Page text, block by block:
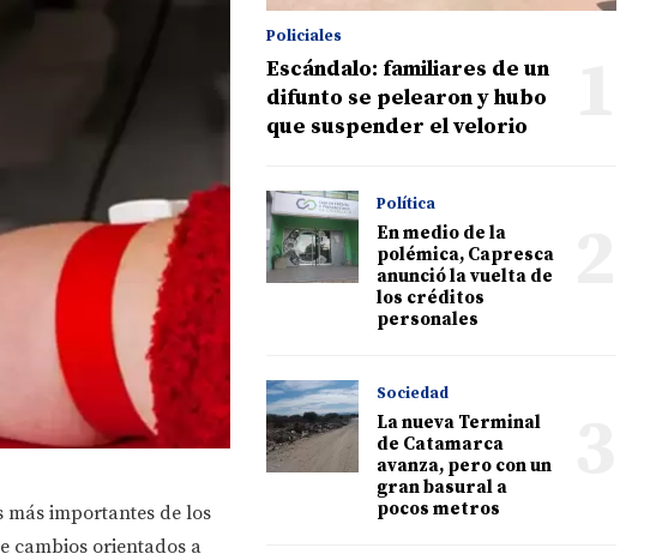
más importantes de los
cambios orientados a
Policiales
Escándalo: familiares de un
difunto se pelearon y hubo
que suspender el velorio
Política
En medio de la
polémica, Capresca
anunció la vuelta de
los créditos
personales
Sociedad
La nueva Terminal
de Catamarca
avanza, pero con un
gran basural a
pocos metros